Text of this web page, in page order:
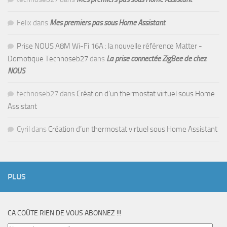
Felix dans Mes premiers pas sous Home Assistant
Prise NOUS A8M Wi-Fi 16A : la nouvelle référence Matter -
Domotique Technoseb27 dans La prise connectée ZigBee de chez
NOUS
technoseb27 dans Création d’un thermostat virtuel sous Home
Assistant
Cyril dans Création d’un thermostat virtuel sous Home Assistant
PLUS
CA COÛTE RIEN DE VOUS ABONNEZ !!!